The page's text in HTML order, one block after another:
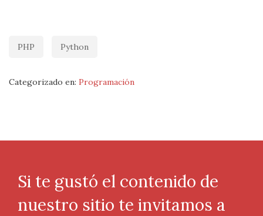
PHP Python
Categorizado en: Programación
Si te gustó el contenido de
nuestro sitio te invitamos a